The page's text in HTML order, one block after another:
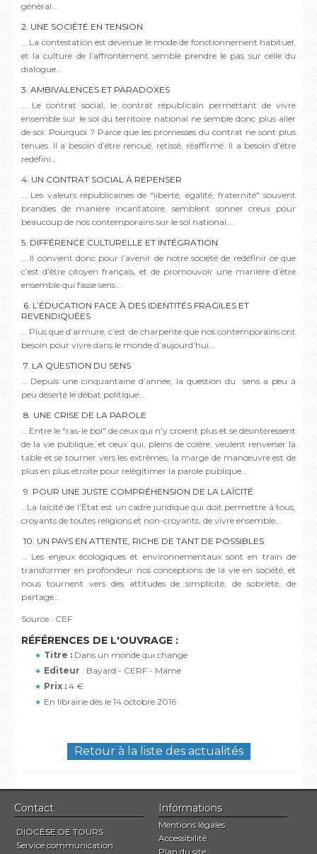
général…
2. UNE SOCIÉTÉ EN TENSION
… La contestation est devenue le mode de fonctionnement habituel,
et la culture de l’affrontement semble prendre le pas sur celle du
dialogue…
3. AMBIVALENCES ET PARADOXES
… Le contrat social, le contrat républicain permettant de vivre
ensemble sur le sol du territoire national ne semble donc plus aller
de soi. Pourquoi ? Parce que les promesses du contrat ne sont plus
tenues. Il a besoin d’être renoué, retissé, réaffirmé. Il a besoin d’être
redéfini…
4. UN CONTRAT SOCIAL À REPENSER
… Les valeurs républicaines de "liberté, égalité, fraternité" souvent
brandies de manière incantatoire, semblent sonner creux pour
beaucoup de nos contemporains sur le sol national….
5. DIFFÉRENCE CULTURELLE ET INTÉGRATION
… Il convient donc pour l’avenir de notre société de redéfinir ce que
c’est d’être citoyen français, et de promouvoir une manière d’être
ensemble qui fasse sens…
6. L’ÉDUCATION FACE À DES IDENTITÉS FRAGILES ET
REVENDIQUÉES
… Plus que d’armure, c’est de charpente que nos contemporains ont
besoin pour vivre dans le monde d’aujourd’hui…
7. LA QUESTION DU SENS
… Depuis une cinquantaine d’année, la question du sens a peu à
peu déserté le débat politique…
8. UNE CRISE DE LA PAROLE
… Entre le "ras-le bol" de ceux qui n’y croient plus et se désintéressent
de la vie publique, et ceux qui, pleins de colère, veulent renverser la
table et se tourner vers les extrêmes, la marge de manœuvre est de
plus en plus étroite pour relégitimer la parole publique…
9. POUR UNE JUSTE COMPRÉHENSION DE LA LAÏCITÉ
…La laïcité de l’État est un cadre juridique qui doit permettre à tous,
croyants de toutes religions et non-croyants, de vivre ensemble…
10. UN PAYS EN ATTENTE, RICHE DE TANT DE POSSIBLES
… Les enjeux écologiques et environnementaux sont en train de
transformer en profondeur nos conceptions de la vie en société, et
nous tournent vers des attitudes de simplicité, de sobriété, de
partage…
Source : CEF
RÉFÉRENCES DE L'OUVRAGE :
Titre : Dans un monde qui change
Editeur : Bayard - CERF - Mame
Prix : 4 €
En librairie dès le 14 octobre 2016
Retour à la liste des actualités
Contact
DIOCÈSE DE TOURS
Service communication
Informations
Mentions légales
Accessibilité
Plan du site